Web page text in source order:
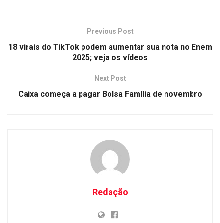
Previous Post
18 virais do TikTok podem aumentar sua nota no Enem
2025; veja os vídeos
Next Post
Caixa começa a pagar Bolsa Família de novembro
Redação